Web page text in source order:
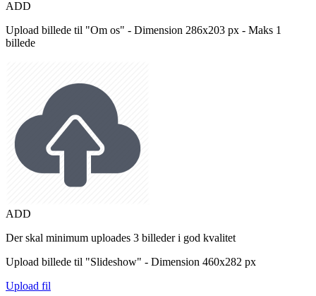
ADD
Upload billede til "Om os" - Dimension 286x203 px - Maks 1
billede
ADD
Der skal minimum uploades 3 billeder i god kvalitet
Upload billede til "Slideshow" - Dimension 460x282 px
Upload fil